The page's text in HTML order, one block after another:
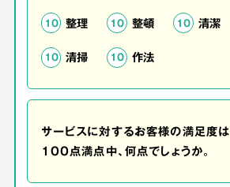
10 整理 10 整頓 10 清潔
10 清掃 10 作法
サービスに対するお客様の満足度は
100点満点中、何点でしょうか。